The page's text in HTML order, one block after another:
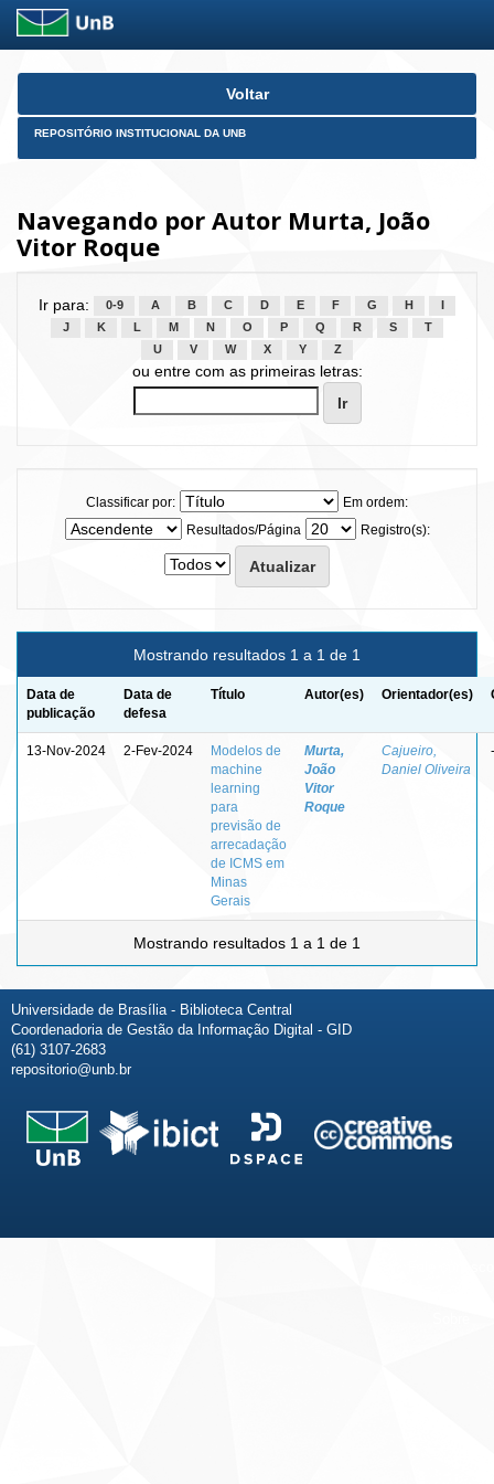
Skip
Voltar
REPOSITÓRIO INSTITUCIONAL DA UNB
Navegando por Autor Murta, João
Vitor Roque
Ir para: 0-9 A B C D E F G H
J
K L M N O P Q R S
T
U
V W X Y Z
ou entre com as primeiras letras:
Classificar por:
Em ordem:
Resultados/Página
Registro(s):
Mostrando resultados 1 a 1 de 1
Data de
publicação
Data de
defesa
Título Autor(es) Orientador(es)
13-Nov-2024 2-Fev-2024
Modelos de
machine
learning
para
previsão de
arrecadação
de ICMS em
Minas
Gerais
Murta,
João
Vitor
Roque
Cajueiro,
Daniel Oliveira
-
Mostrando resultados 1 a 1 de 1
Universidade de Brasília - Biblioteca Central
Coordenadoria de Gestão da Informação Digital - GID
(61) 3107-2683
repositorio@unb.br